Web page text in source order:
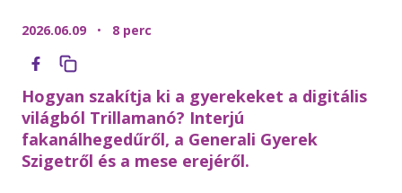
2026.06.09 • 8 perc
Hogyan szakítja ki a gyerekeket a digitális
világból Trillamanó? Interjú
fakanálhegedűről, a Generali Gyerek
Szigetről és a mese erejéről.